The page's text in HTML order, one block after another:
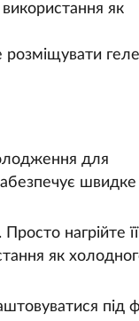
як
розміщувати
для
швидке
нагрійте
як
під